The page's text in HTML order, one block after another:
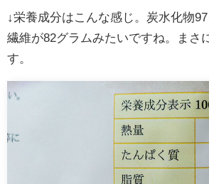
↓栄養成分はこんな感じ。炭水化物
繊維が82グラムみたいですね。まさ
す。